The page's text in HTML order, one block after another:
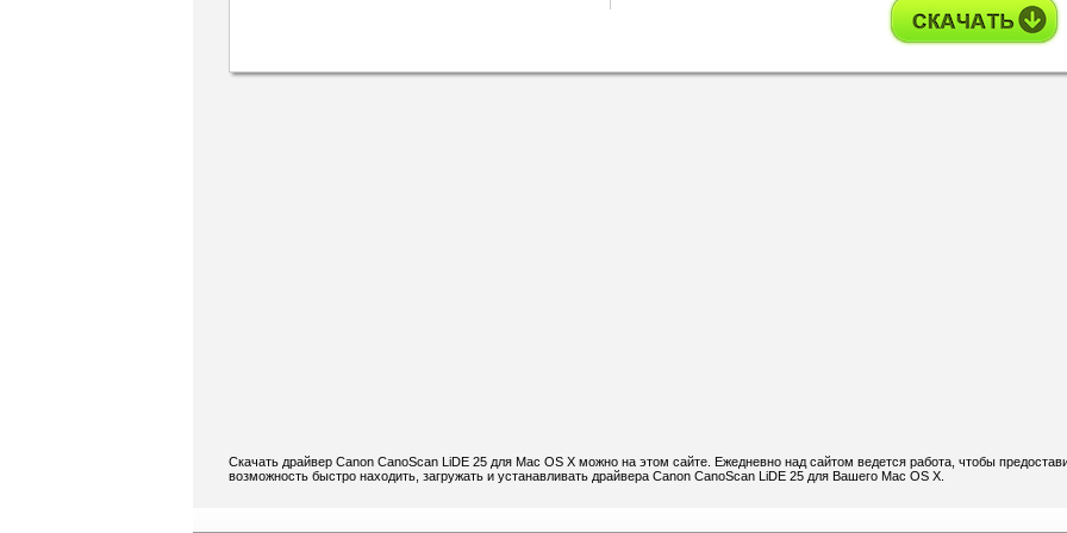
Скачать драйвер Canon CanoScan LiDE 25 для Mac OS X можно на этом сайте. Ежедневно над сайтом ведется работа, чтобы
возможность быстро находить, загружать и устанавливать драйвера Canon CanoScan LiDE 25 для Вашего Mac OS X.